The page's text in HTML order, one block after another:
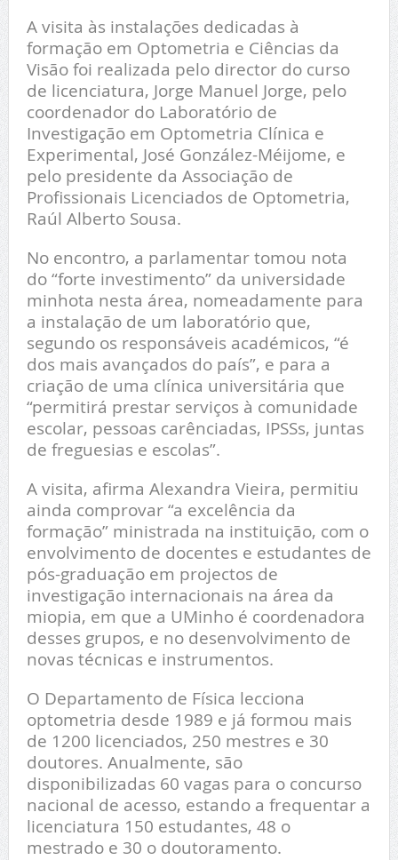
A visita às instalações dedicadas à
formação em Optometria e Ciências da
Visão foi realizada pelo director do curso
de licenciatura, Jorge Manuel Jorge, pelo
coordenador do Laboratório de
Investigação em Optometria Clínica e
Experimental, José González-Méijome, e
pelo presidente da Associação de
Profissionais Licenciados de Optometria,
Raúl Alberto Sousa.
No encontro, a parlamentar tomou nota
do “forte investimento” da universidade
minhota nesta área, nomeadamente para
a instalação de um laboratório que,
segundo os responsáveis académicos, “é
dos mais avançados do país”, e para a
criação de uma clínica universitária que
“permitirá prestar serviços à comunidade
escolar, pessoas carênciadas, IPSSs, juntas
de freguesias e escolas”.
A visita, afirma Alexandra Vieira, permitiu
ainda comprovar “a excelência da
formação” ministrada na instituição, com o
envolvimento de docentes e estudantes de
pós-graduação em projectos de
investigação internacionais na área da
miopia, em que a UMinho é coordenadora
desses grupos, e no desenvolvimento de
novas técnicas e instrumentos.
O Departamento de Física lecciona
optometria desde 1989 e já formou mais
de 1200 licenciados, 250 mestres e 30
doutores. Anualmente, são
disponibilizadas 60 vagas para o concurso
nacional de acesso, estando a frequentar a
licenciatura 150 estudantes, 48 o
mestrado e 30 o doutoramento.